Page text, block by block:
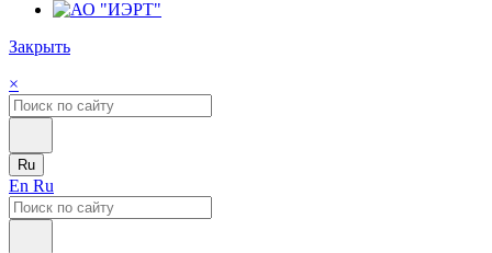
Закрыть
×
Ru
En Ru